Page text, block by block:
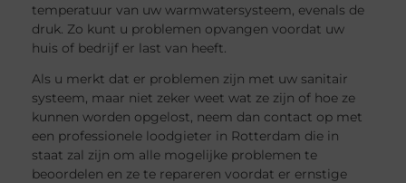
temperatuur van uw warmwatersysteem, evenals de
druk. Zo kunt u problemen opvangen voordat uw
huis of bedrijf er last van heeft.
Als u merkt dat er problemen zijn met uw sanitair
systeem, maar niet zeker weet wat ze zijn of hoe ze
kunnen worden opgelost, neem dan contact op met
een professionele loodgieter in Rotterdam die in
staat zal zijn om alle mogelijke problemen te
beoordelen en ze te repareren voordat er ernstige